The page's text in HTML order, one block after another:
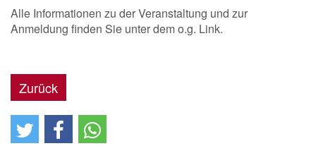
Alle Informationen zu der Veranstaltung und zur
Anmeldung finden Sie unter dem o.g. Link.
Zurück